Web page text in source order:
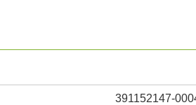
391152147-